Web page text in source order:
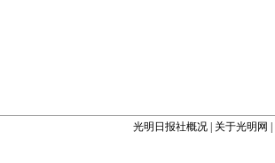
光明日报社概况 关于光明网